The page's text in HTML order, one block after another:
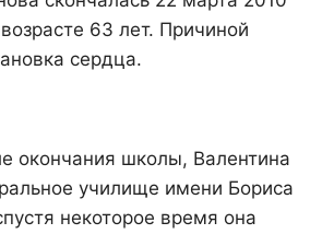
63 лет. Причиной
сердца.
окончания школы, Валентина
училище имени Бориса
некоторое время она